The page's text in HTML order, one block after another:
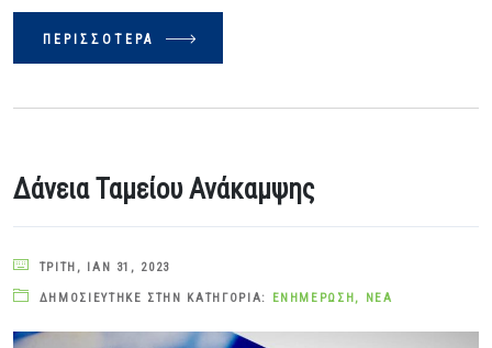
ΠΕΡΙΣΣΌΤΕΡΑ
Δάνεια Ταμείου Ανάκαμψης
ΤΡΊΤΗ, ΙΑΝ 31, 2023
ΔΗΜΟΣΙΕΎΤΗΚΕ ΣΤΗΝ ΚΑΤΗΓΟΡΊΑ: ΕΝΗΜΈΡΩΣΗ, ΝΈΑ